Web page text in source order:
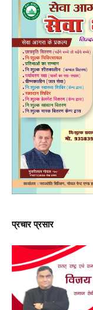
प्रचार प्रसार